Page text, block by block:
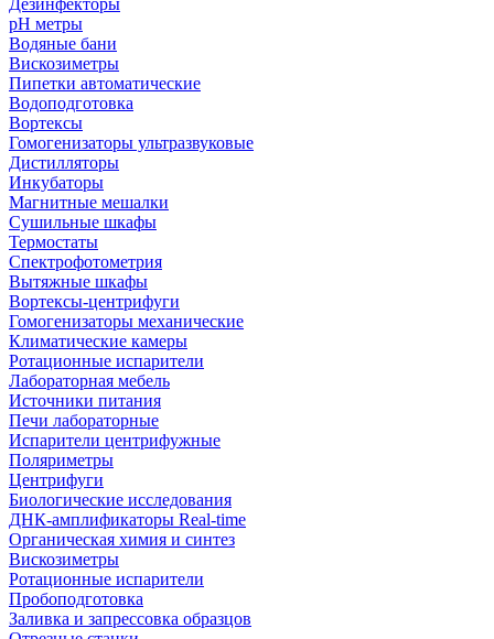
Дезинфекторы
рН метры
Водяные бани
Вискозиметры
Пипетки автоматические
Водоподготовка
Вортексы
Гомогенизаторы ультразвуковые
Дистилляторы
Инкубаторы
Магнитные мешалки
Сушильные шкафы
Термостаты
Спектрофотометрия
Вытяжные шкафы
Вортексы-центрифуги
Гомогенизаторы механические
Климатические камеры
Ротационные испарители
Лабораторная мебель
Источники питания
Печи лабораторные
Испарители центрифужные
Поляриметры
Центрифуги
Биологические исследования
ДНК-амплификаторы Real-time
Органическая химия и синтез
Вискозиметры
Ротационные испарители
Пробоподготовка
Заливка и запрессовка образцов